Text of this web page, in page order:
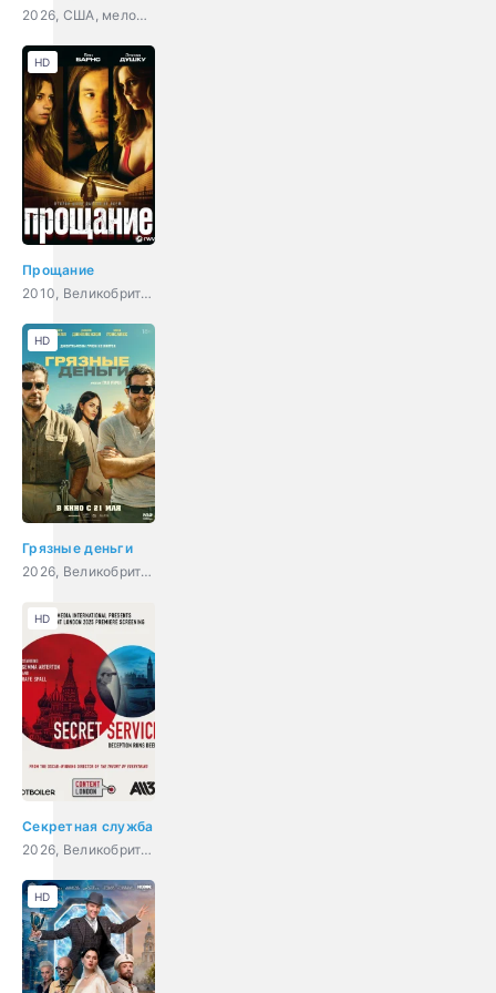
2026, США, мелодрама, комедия
Прощание
2010, Великобритания, триллер, драма
HD
Грязные деньги
2026, Великобритания, США, боевик, триллер
HD
Секретная служба
2026, Великобритания, триллер, драма
HD
HD